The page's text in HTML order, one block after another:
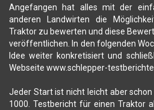
Angefangen hat alles mit der
anderen Landwirten die
Traktor zu bewerten und diese
veröffentlichen. In den folgenden
Idee weiter konkretisiert und
Webseite www.schlepper-
Jeder Start ist nicht leicht aber
1000. Testbericht für einen Traktor